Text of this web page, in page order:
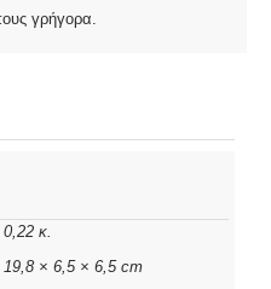
γρήγορα.
0,22 κ.
19,8 × 6,5 × 6,5 cm